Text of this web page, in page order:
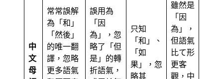
中
文
母
常常誤解
為「和」
「然後」
的唯一翻
譯，忽略
更多語氣
誤用為
「因
為」，忽
略了「但
是」的轉
折語氣，
只知
「和」、
「如
果」，忽
略其
雖然是
「因
為」，
但語氣
比て形
更客
觀，中